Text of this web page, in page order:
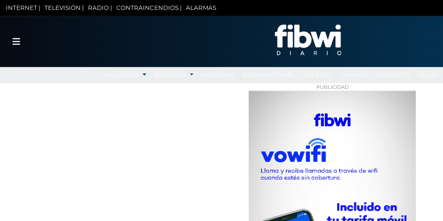
INTERNET | TELEVISIÓN | RADIO | CONTRAINCENDIOS | ALARMAS